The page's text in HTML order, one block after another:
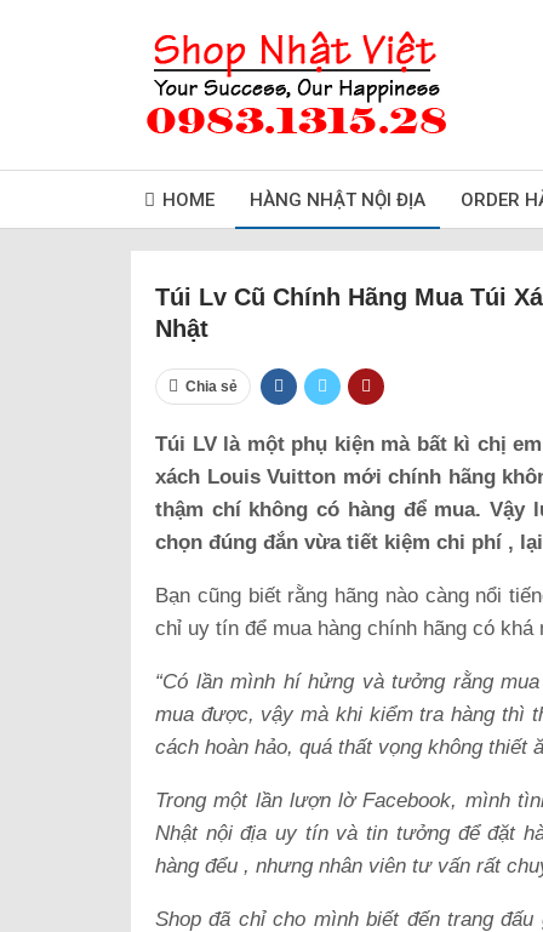
HOME HÀNG NHẬT NỘI ĐỊA ORDER
Túi Lv Cũ Chính Hãng Mua Túi
Nhật
Chia sẻ
Túi LV là một phụ kiện mà bất kì chị
xách Louis Vuitton mới chính hãng
thậm chí không có hàng để mua. Vậy
chọn đúng đắn vừa tiết kiệm chi phí ,
Bạn cũng biết rằng hãng nào càng nổi
chỉ uy tín để mua hàng chính hãng có khá
“Có lần mình hí hửng và tưởng rằng
mua được, vậy mà khi kiểm tra hàng thì
cách hoàn hảo, quá thất vọng không thiết
Trong một lần lượn lờ Facebook, mình
Nhật nội địa uy tín và tin tưởng để đặt
hàng đểu , nhưng nhân viên tư vấn rất
Shop đã chỉ cho mình biết đến trang